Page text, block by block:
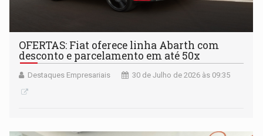
OFERTAS: Fiat oferece linha Abarth com
desconto e parcelamento em até 50x
Destaques Empresariais 30 de Julho de 2026 às 09:35